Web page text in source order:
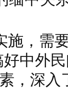
施，需
中外
，深入